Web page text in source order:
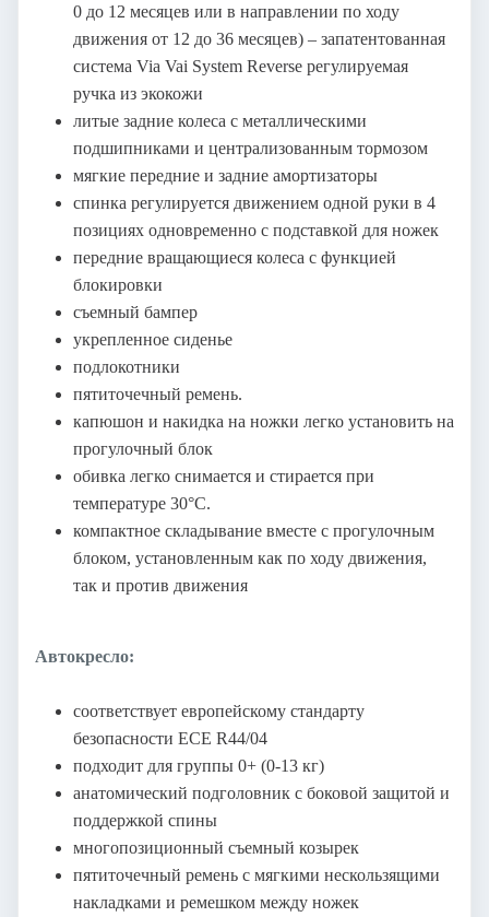
0 до 12 месяцев или в направлении по ходу
движения от 12 до 36 месяцев) – запатентованная
система Via Vai System Reverse регулируемая
ручка из экокожи
литые задние колеса с металлическими
подшипниками и централизованным тормозом
мягкие передние и задние амортизаторы
спинка регулируется движением одной руки в 4
позициях одновременно с подставкой для ножек
передние вращающиеся колеса с функцией
блокировки
съемный бампер
укрепленное сиденье
подлокотники
пятиточечный ремень.
капюшон и накидка на ножки легко установить на
прогулочный блок
обивка легко снимается и стирается при
температуре 30°C.
компактное складывание вместе с прогулочным
блоком, установленным как по ходу движения,
так и против движения
Автокресло:
соответствует европейскому стандарту
безопасности ECE R44/04
подходит для группы 0+ (0-13 кг)
анатомический подголовник с боковой защитой и
поддержкой спины
многопозиционный съемный козырек
пятиточечный ремень с мягкими нескользящими
накладками и ремешком между ножек